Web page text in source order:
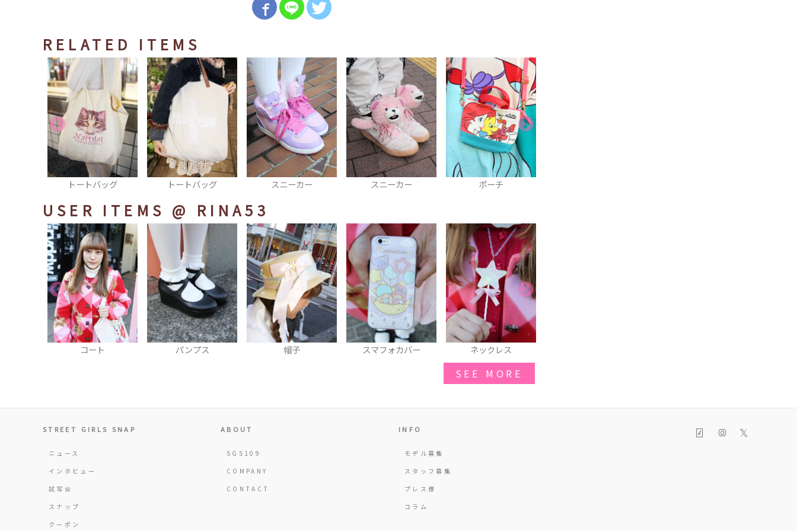
RELATED ITEMS
トートバッグ スニーカー スニーカー ポーチ トートバッグ
USER ITEMS @ RINA53
パンプス 帽子 スマフォカバー ネックレス トートバッグ
SEE MORE
STREET GIRLS SNAP
ニュース
インタビュー
試写会
スナップ
クーポン
ABOUT
SGS109
COMPANY
CONTACT
INFO
モデル募集
スタッフ募集
プレス様
コラム
𝕏